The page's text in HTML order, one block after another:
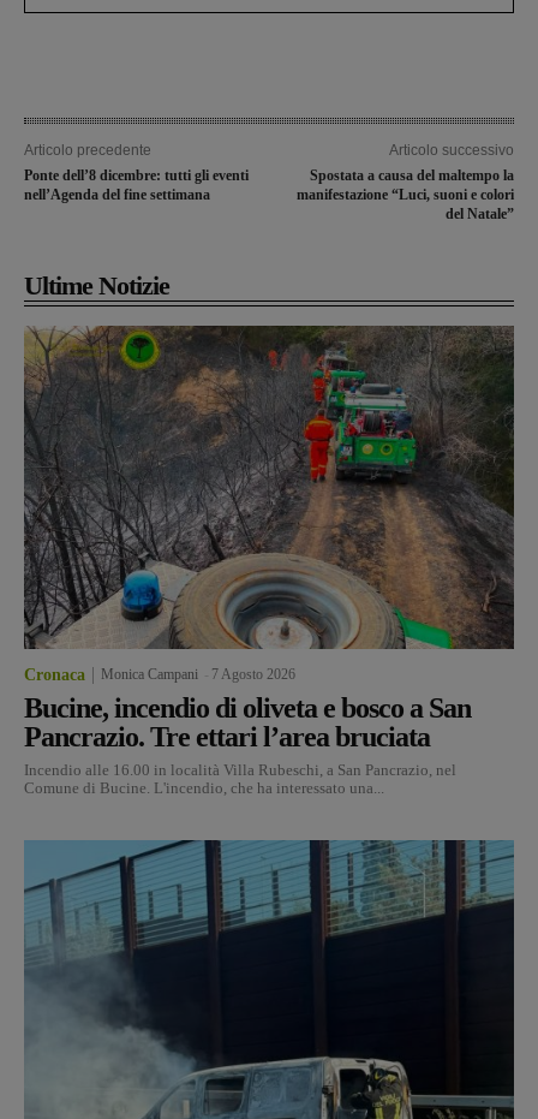
Articolo precedente
Ponte dell’8 dicembre: tutti gli eventi
nell’Agenda del fine settimana
Articolo successivo
Spostata a causa del maltempo la
manifestazione “Luci, suoni e colori
del Natale”
Ultime Notizie
Cronaca Monica Campani 7 Agosto 2026
Bucine, incendio di oliveta e bosco a San
Pancrazio. Tre ettari l’area bruciata
Incendio alle 16.00 in località Villa Rubeschi, a San Pancrazio, nel
Comune di Bucine. L'incendio, che ha interessato una...